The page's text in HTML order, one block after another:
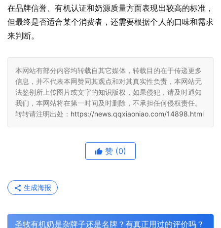
在品牌信誉、有机认证和奶源质量方面表现出较高的标准，
但最终是否适合某个消费者，还需要根据个人的口味和需求
来判断。
本网站有部分内容均转载自其它媒体，转载目的在于传递更多
信息，并不代表本网赞同其观点和对其真实性负责，本网站无
法鉴别所上传图片或文字的知识版权，如果侵犯，请及时通知
我们，本网站将在第一时间及时删除，不承担任何侵权责任。
转转请注明出处： https://news.qqxiaoniao.com/14898.html
赞 (0)
生成海报
圣牧有机奶是杂牌子还是名牌？有真正用过的评价吗？